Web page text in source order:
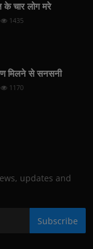
चार लोग मरे
1435
मिलने से सनसनी
1170
updates and
Subscribe